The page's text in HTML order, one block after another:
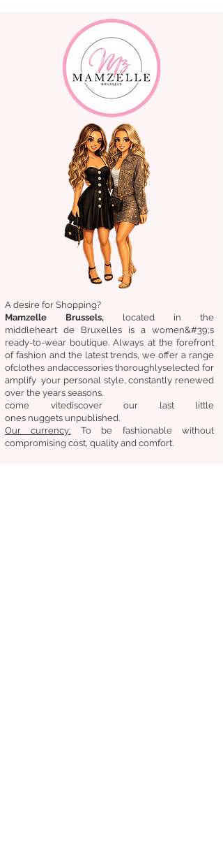
A desire for Shopping?
Mamzelle Brussels, located in the
middleheart de Bruxelles is a women&#39;s
ready-to-wear boutique. Always at the forefront
of fashion and the latest trends, we offer a range
ofclothes andaccessories thoroughlyselected for
amplify your personal style, constantly renewed
over the years seasons.
come vitediscoverour last little
ones nuggets unpublished.
Our currency:
To be fashionable without
compromising cost, quality and comfort.